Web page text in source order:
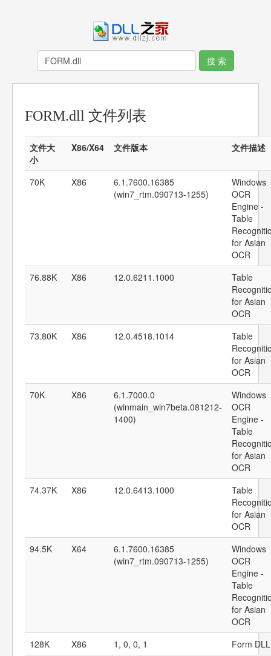
FORM.dll 文件列表
文件大
小
X86/X64 文件版本 文件描述
70K X86
6.1.7600.16385
(win7_rtm.090713-1255)
Windows
OCR
Engine -
Table
for Asian
OCR
76.88K
X86 12.0.6211.1000
Table
for Asian
OCR
73.80K
X86 12.0.4518.1014
Table
for Asian
OCR
70K
X86
6.1.7000.0
(winmain_win7beta.081212-
1400)
Windows
OCR
Engine -
Table
for Asian
OCR
74.37K
X86 12.0.6413.1000
Table
for Asian
OCR
94.5K
X64
6.1.7600.16385
(win7_rtm.090713-1255)
Windows
OCR
Engine -
Table
for Asian
OCR
128K
X86 1, 0, 0, 1
Form DLL